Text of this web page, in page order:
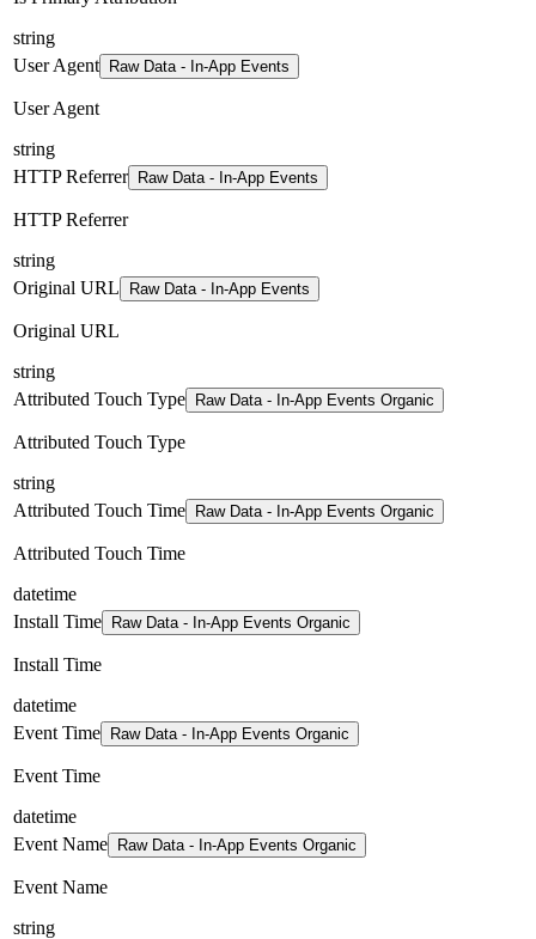
string
User Agent
Raw Data - In-App Events
User Agent
string
HTTP Referrer
Raw Data - In-App Events
HTTP Referrer
string
Original URL
Raw Data - In-App Events
Original URL
string
Attributed Touch Type
Raw Data - In-App Events Organic
Attributed Touch Type
string
Attributed Touch Time
Raw Data - In-App Events Organic
Attributed Touch Time
datetime
Install Time
Raw Data - In-App Events Organic
Install Time
datetime
Event Time
Raw Data - In-App Events Organic
Event Time
datetime
Event Name
Raw Data - In-App Events Organic
Event Name
string